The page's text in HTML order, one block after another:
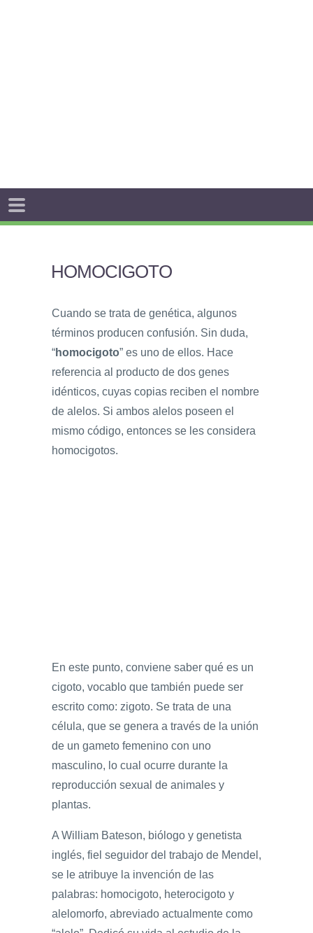
HOMOCIGOTO
Cuando se trata de genética, algunos
términos producen confusión. Sin duda,
“homocigoto” es uno de ellos. Hace
referencia al producto de dos genes
idénticos, cuyas copias reciben el nombre
de alelos. Si ambos alelos poseen el
mismo código, entonces se les considera
homocigotos.
En este punto, conviene saber qué es un
cigoto, vocablo que también puede ser
escrito como: zigoto. Se trata de una
célula, que se genera a través de la unión
de un gameto femenino con uno
masculino, lo cual ocurre durante la
reproducción sexual de animales y
plantas.
A William Bateson, biólogo y genetista
inglés, fiel seguidor del trabajo de Mendel,
se le atribuye la invención de las
palabras: homocigoto, heterocigoto y
alelomorfo, abreviado actualmente como